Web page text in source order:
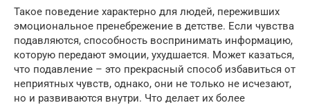
Такое поведение характерно для людей, переживших
эмоциональное пренебрежение в детстве. Если чувства
подавляются, способность воспринимать информацию,
которую передают эмоции, ухудшается. Может казаться,
что подавление – это прекрасный способ избавиться от
неприятных чувств, однако, они не только не исчезают,
но и развиваются внутри. Что делает их более